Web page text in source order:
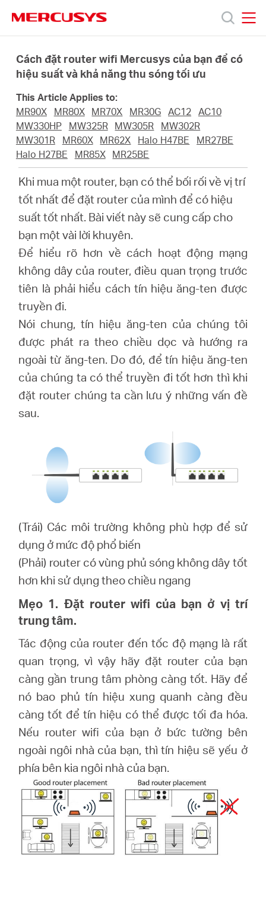
navigation
thiệu
eCatalog
Nam
Cách đặt router wifi Mercusys của bạn để có
hiệu suất và khả năng thu sóng tối ưu
This Article Applies to:
MR90X
MR80X MR70X MR30G AC12 AC10
MW330HP
MW325R MW305R
MW302R
MW301R
MR60X MR62X Halo H47BE
MR27BE
Halo H27BE
MR85X MR25BE
Khi mua một router, bạn có thể bối rối về vị trí
tốt nhất để đặt router của mình để có hiệu
suất tốt nhất. Bài viết này sẽ cung cấp cho
bạn một vài lời khuyên.
Để hiểu rõ hơn về cách hoạt động mạng
không dây của router, điều quan trọng trước
tiên là phải hiểu cách tín hiệu ăng-ten được
truyền đi.
Nói chung, tín hiệu ăng-ten của chúng tôi
được phát ra theo chiều dọc và hướng ra
ngoài từ ăng-ten. Do đó, để tín hiệu ăng-ten
của chúng ta có thể truyền đi tốt hơn thì khi
đặt router chúng ta cần lưu ý những vấn đề
sau.
(Trái) Các môi trường không phù hợp để sử
dụng ở mức độ phổ biến
(Phải) router có vùng phủ sóng không dây tốt
hơn khi sử dụng theo chiều ngang
Mẹo 1. Đặt router wifi của bạn ở vị trí
trung tâm.
Tác động của router đến tốc độ mạng là rất
quan trọng, vì vậy hãy đặt router của bạn
càng gần trung tâm phòng càng tốt. Hãy để
nó bao phủ tín hiệu xung quanh càng đều
càng tốt để tín hiệu có thể được tối đa hóa.
Nếu router wifi của bạn ở bức tường bên
ngoài ngôi nhà của bạn, thì tín hiệu sẽ yếu ở
phía bên kia ngôi nhà của bạn.